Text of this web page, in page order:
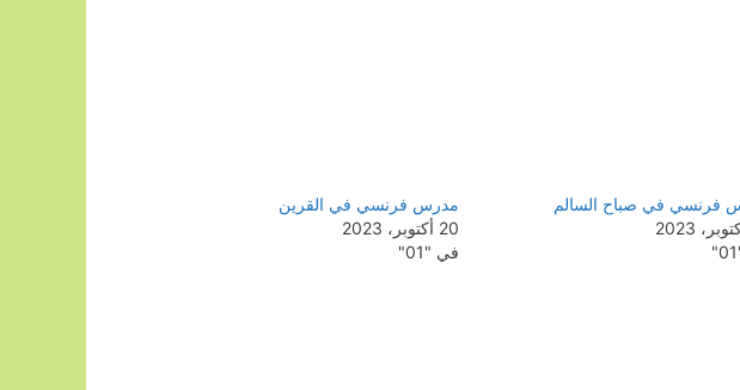
فرنسي في صباح السالم
مدرس فرنسي في القرين
20 أكتوبر، 2023
في "01"